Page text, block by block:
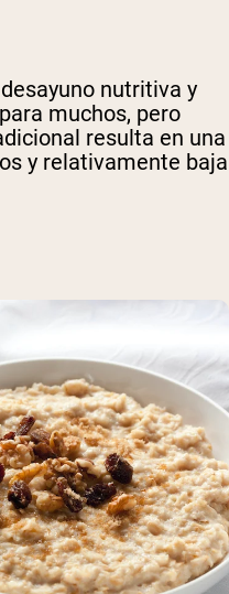
nutritiva y
muchos, pero
resulta en una
y relativamente baja